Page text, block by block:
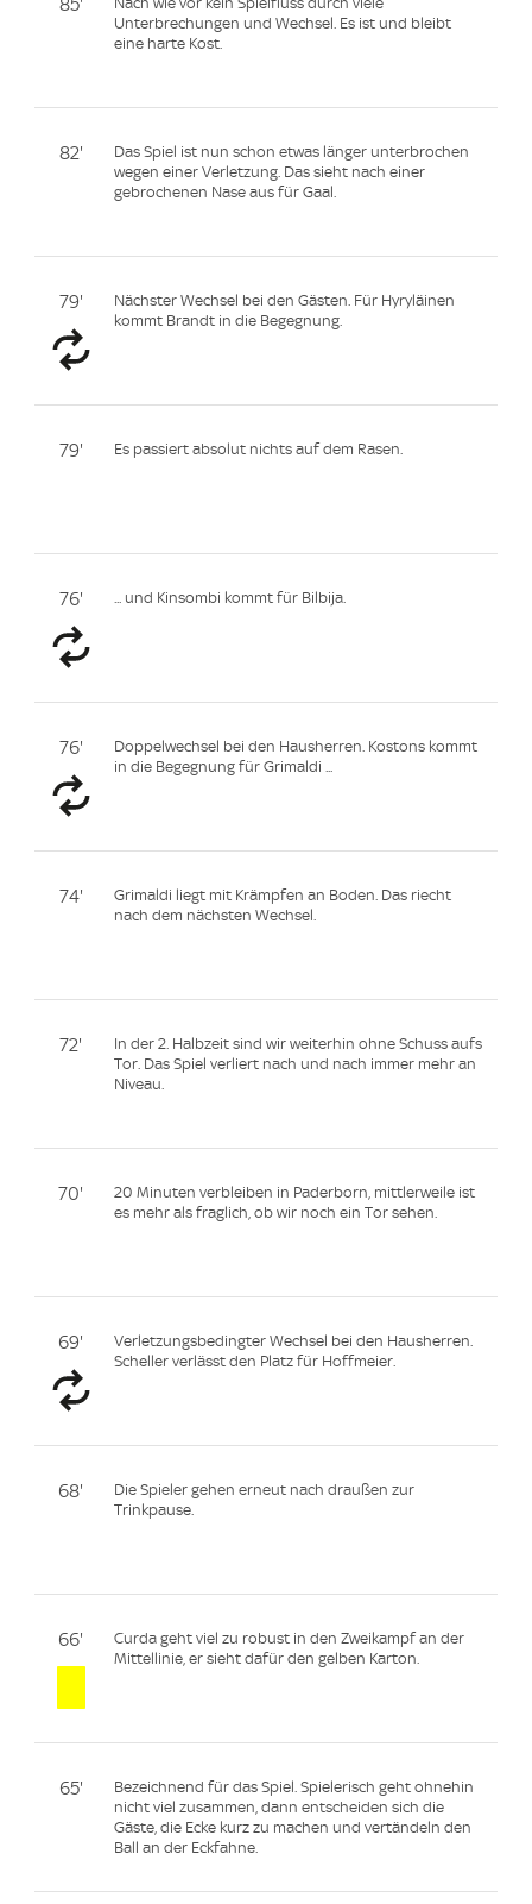
85'
Unterbrechungen und Wechsel. Es ist und bleibt
eine harte Kost.
82'
Das Spiel ist nun schon etwas länger unterbrochen
wegen einer Verletzung. Das sieht nach einer
gebrochenen Nase aus für Gaal.
79'
Nächster Wechsel bei den Gästen. Für Hyryläinen
kommt Brandt in die Begegnung.
79' Es passiert absolut nichts auf dem Rasen.
76' ... und Kinsombi kommt für Bilbija.
76'
Doppelwechsel bei den Hausherren. Kostons kommt
in die Begegnung für Grimaldi ...
74'
Grimaldi liegt mit Krämpfen an Boden. Das riecht
nach dem nächsten Wechsel.
72'
In der 2. Halbzeit sind wir weiterhin ohne Schuss aufs
Tor. Das Spiel verliert nach und nach immer mehr an
Niveau.
70'
20 Minuten verbleiben in Paderborn, mittlerweile ist
es mehr als fraglich, ob wir noch ein Tor sehen.
69'
Verletzungsbedingter Wechsel bei den Hausherren.
Scheller verlässt den Platz für Hoffmeier.
68'
Die Spieler gehen erneut nach draußen zur
Trinkpause.
66'
Curda geht viel zu robust in den Zweikampf an der
Mittellinie, er sieht dafür den gelben Karton.
65'
Bezeichnend für das Spiel. Spielerisch geht ohnehin
nicht viel zusammen, dann entscheiden sich die
Gäste, die Ecke kurz zu machen und vertändeln den
Ball an der Eckfahne.